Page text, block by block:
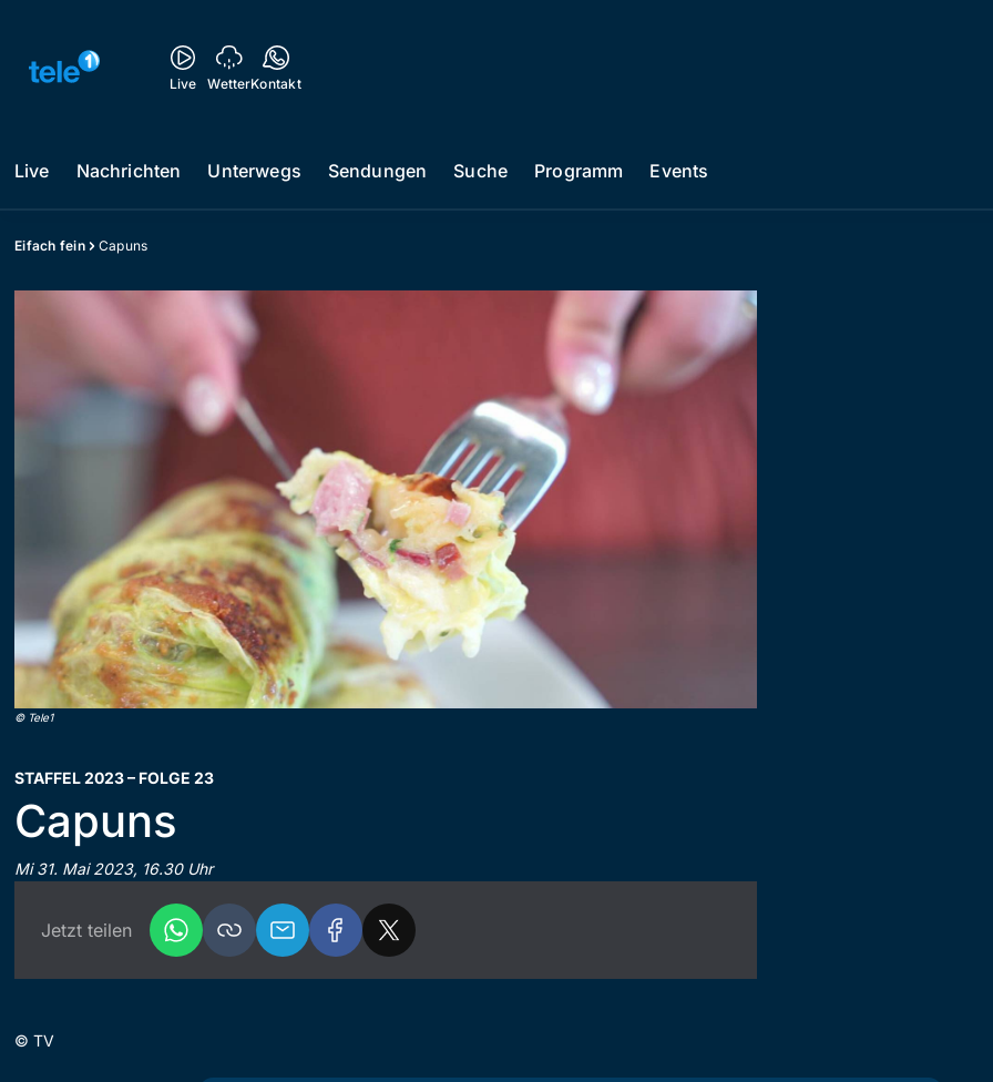
Live WetterKontakt
Live Nachrichten Unterwegs Sendungen Suche Programm Events
Eifach fein Capuns
© Tele1
STAFFEL 2023 – FOLGE 23
Capuns
Mi 31. Mai 2023, 16.30 Uhr
Jetzt teilen
© TV